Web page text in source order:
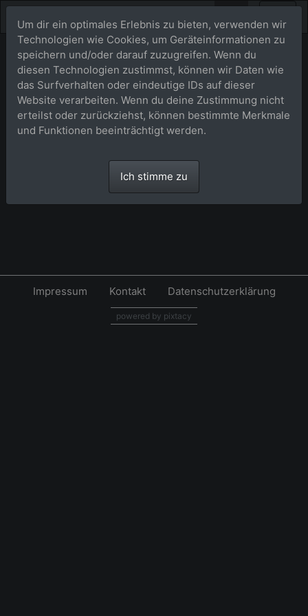
Warenkorb
Ihr Warenkorb ist leer.
Um dir ein optimales Erlebnis zu bieten, verwenden wir
Technologien wie Cookies, um Geräteinformationen zu
speichern und/oder darauf zuzugreifen. Wenn du
diesen Technologien zustimmst, können wir Daten wie
das Surfverhalten oder eindeutige IDs auf dieser
Website verarbeiten. Wenn du deine Zustimmung nicht
erteilst oder zurückziehst, können bestimmte Merkmale
und Funktionen beeinträchtigt werden.
Ich stimme zu
Impressum Kontakt Datenschutzerklärung
powered by pixtacy